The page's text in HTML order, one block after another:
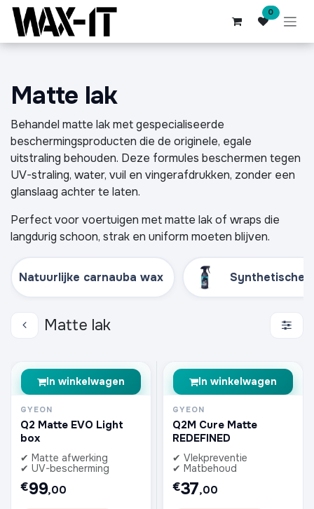
Overslaan naar inhoud 0
Matte lak
Behandel matte lak met gespecialiseerde
beschermingsproducten die de originele, egale
uitstraling behouden. Deze formules beschermen tegen
UV-straling, water, vuil en vingerafdrukken, zonder een
glanslaag achter te laten.
Perfect voor voertuigen met matte lak of wraps die
langdurig schoon, strak en uniform moeten blijven.
Natuurlijke carnauba wax Synthetische
Matte lak
In winkelwagen
GYEON
Q2 Matte EVO Light
box
✔ Matte afwerking
✔ UV-bescherming
€99,00
In winkelwagen
GYEON
Q2M Cure Matte
REDEFINED
✔ Vlekpreventie
✔ Matbehoud
€37,00